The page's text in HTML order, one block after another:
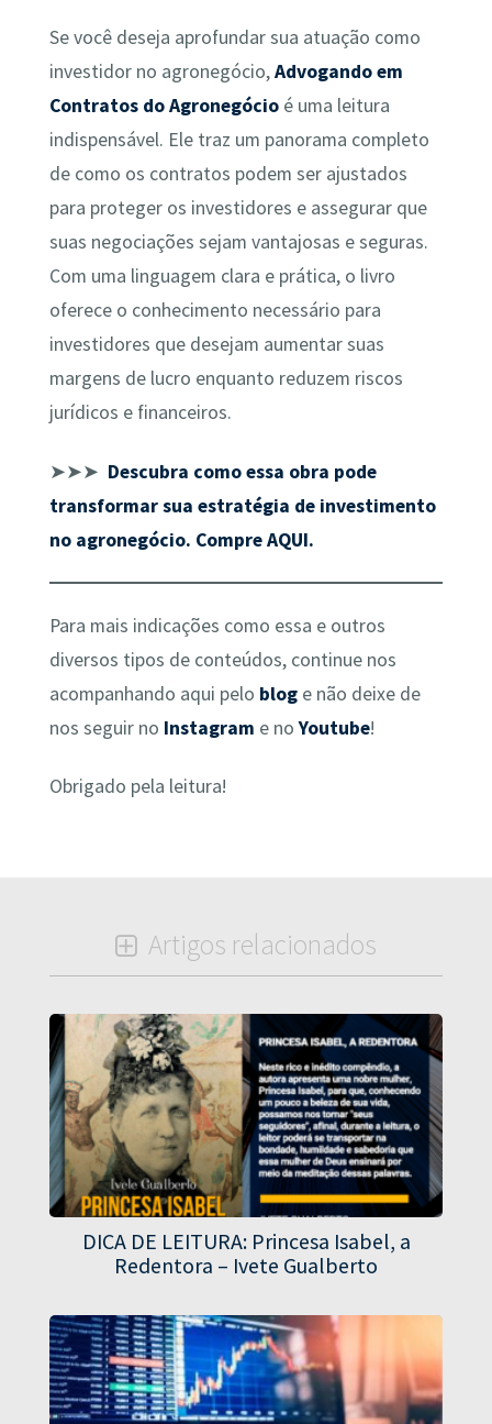
Se você deseja aprofundar sua atuação como
investidor no agronegócio,Advogando em
Contratos do Agronegócio é uma leitura
indispensável. Ele traz um panorama completo
de como os contratos podem ser ajustados
para proteger os investidores e assegurar que
suas negociações sejam vantajosas e seguras.
Com uma linguagem clara e prática, o livro
oferece o conhecimento necessário para
investidores que desejam aumentar suas
margens de lucro enquanto reduzem riscos
jurídicos e financeiros.
➤➤➤ Descubra como essa obra pode
transformar sua estratégia de investimento
no agronegócio. Compre AQUI.
Para mais indicações como essa e outros
diversos tipos de conteúdos, continue nos
acompanhando aqui pelo bloge não deixe de
nos seguir no Instagram e noYoutube!
Obrigado pela leitura!
Artigos relacionados
DICA DE LEITURA: Princesa Isabel, a
Redentora – Ivete Gualberto